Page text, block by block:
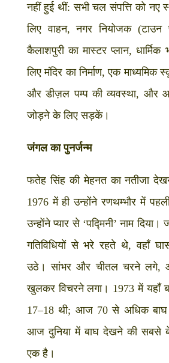
नहीं हुई थीं: सभी चल संपत्ति को नए
लिए वाहन, नगर नियोजक (टाउन
कैलाशपुरी का मास्टर प्लान, धार्मिक
लिए मंदिर का निर्माण, एक माध्यमिक
और डीज़ल पम्प की व्यवस्था, और
जोड़ने के लिए सड़कें।
जंगल का पुनर्जन्म
फतेह सिंह की मेहनत का नतीजा
1976 में ही उन्होंने रणथम्भौर में
उन्होंने प्यार से ‘पद्मिनी’ नाम
गतिविधियों से भरे रहते थे, वहाँ
उठे। सांभर और चीतल चरने लगे,
खुलकर विचरने लगा। 1973 में यहाँ
17–18 थी; आज 70 से अधिक बाघ
आज दुनिया में बाघ देखने की सबसे
एक है।